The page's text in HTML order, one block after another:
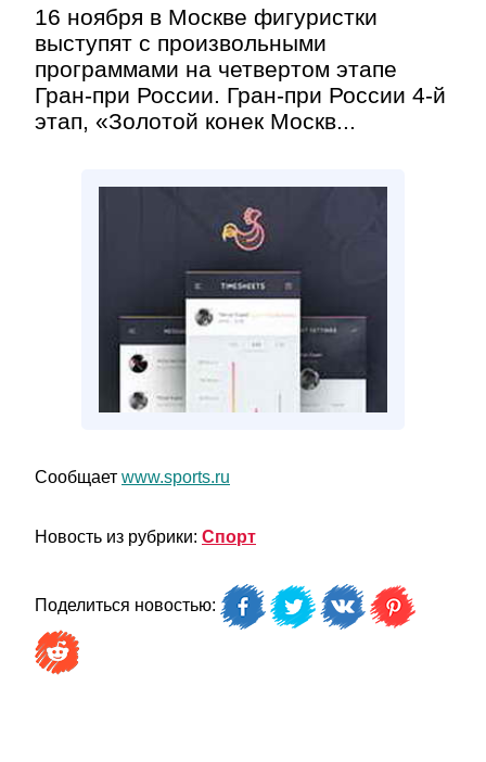
16 ноября в Москве фигуристки
выступят с произвольными
программами на четвертом этапе
Гран-при России. Гран-при России 4-й
этап, «Золотой конек Москв...
Сообщает www.sports.ru
Новость из рубрики: Спорт
Поделиться новостью: